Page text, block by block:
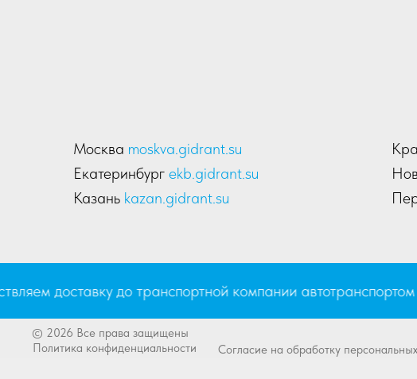
Москва moskva.gidrant.su
Екатеринбург ekb.gidrant.su
Казань kazan.gidrant.su
доставку до транспортной компании автотранспортом
© 2026 Все права защищены
Политика конфиденциальности
Согласие на обработку